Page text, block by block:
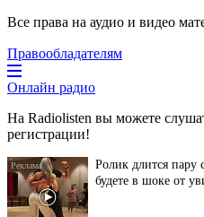
Все права на аудио и видео
Правообладателям
Онлайн радио
На Radiolisten вы можете
регистрации!
Ролик длится пару
будете в шоке от